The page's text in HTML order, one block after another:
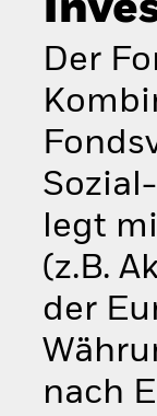
Der
legt
(z.B.
der
nach